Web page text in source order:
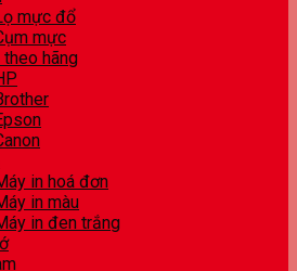
mực đổ
mực
theo hãng
in hoá đơn
in màu
in đen trắng